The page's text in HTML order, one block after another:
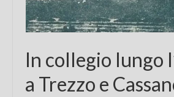
In collegio lungo
a Trezzo e